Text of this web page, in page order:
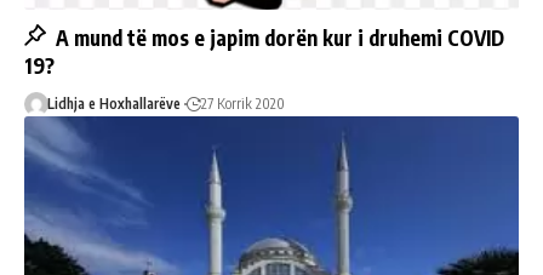
A mund të mos e japim dorën kur i druhemi COVID
19?
Lidhja e Hoxhallarëve 27 Korrik 2020